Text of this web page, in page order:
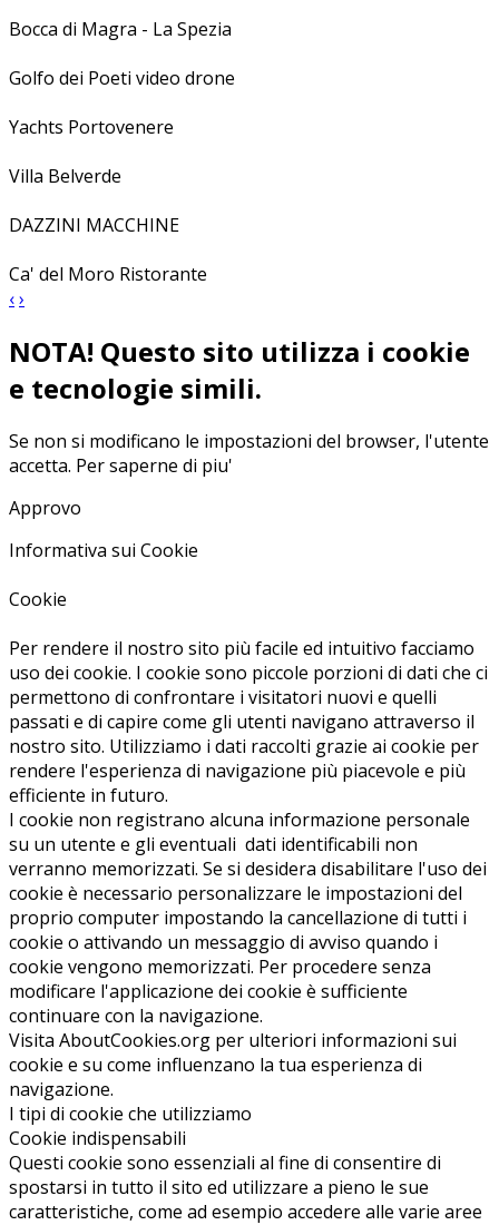
Bocca di Magra - La Spezia
Golfo dei Poeti video drone
Yachts Portovenere
Villa Belverde
DAZZINI MACCHINE
Ca' del Moro Ristorante
‹›
NOTA! Questo sito utilizza i cookie
e tecnologie simili.
Se non si modificano le impostazioni del browser, l'utente
accetta. Per saperne di piu'
Approvo
Informativa sui Cookie
Cookie
Per rendere il nostro sito più facile ed intuitivo facciamo
uso dei cookie. I cookie sono piccole porzioni di dati che ci
permettono di confrontare i visitatori nuovi e quelli
passati e di capire come gli utenti navigano attraverso il
nostro sito. Utilizziamo i dati raccolti grazie ai cookie per
rendere l'esperienza di navigazione più piacevole e più
efficiente in futuro.
I cookie non registrano alcuna informazione personale
su un utente e gli eventuali dati identificabili non
verranno memorizzati. Se si desidera disabilitare l'uso dei
cookie è necessario personalizzare le impostazioni del
proprio computer impostando la cancellazione di tutti i
cookie o attivando un messaggio di avviso quando i
cookie vengono memorizzati. Per procedere senza
modificare l'applicazione dei cookie è sufficiente
continuare con la navigazione.
Visita AboutCookies.org per ulteriori informazioni sui
cookie e su come influenzano la tua esperienza di
navigazione.
I tipi di cookie che utilizziamo
Cookie indispensabili
Questi cookie sono essenziali al fine di consentire di
spostarsi in tutto il sito ed utilizzare a pieno le sue
caratteristiche, come ad esempio accedere alle varie aree